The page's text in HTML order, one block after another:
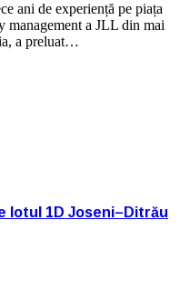
ani de experiență pe piața
management a JLL din mai
a preluat…
lotul 1D Joseni–Ditrău